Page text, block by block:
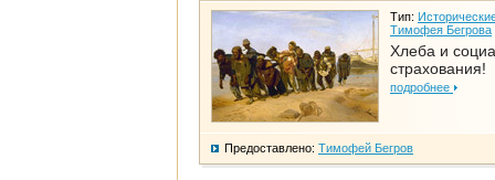
Тип:
Тимофея Бегрова
Хлеба и
страхования!
подробнее
Предоставлено: Тимофей Бегров